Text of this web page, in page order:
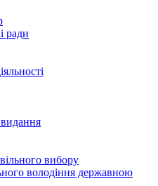
ради
вибору
володіння державною